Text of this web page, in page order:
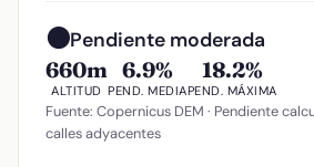
🟠Pendiente moderada
660m
ALTITUD
6.9%
PEND. MEDIA
18.2%
PEND. MÁXIMA
Fuente: Copernicus DEM · Pendiente
calles adyacentes